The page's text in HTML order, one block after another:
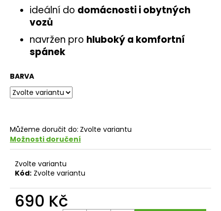
ideální do domácnosti i obytných
vozů
navržen pro hluboký a komfortní
spánek
BARVA
Můžeme doručit do: Zvolte variantu
Možnosti doručení
Zvolte variantu
Kód: Zvolte variantu
690 Kč